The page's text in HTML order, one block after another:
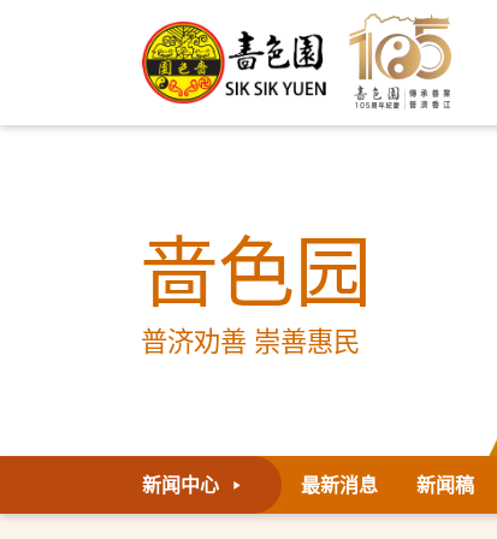
啬色园
普济劝善 崇善惠民
新闻中心 最新消息 新闻稿